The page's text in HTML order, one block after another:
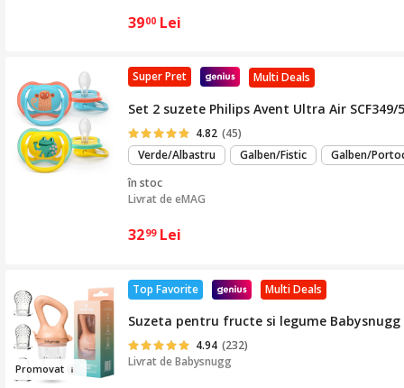
3900 Lei
Multi Deals
Super Pret
Set 2 suzete Philips Avent Ultra Air
4.82 (45)
Verde/Albastru
Galben/Fistic
Galben/
în stoc
Livrat deeMAG
3299 Lei
Promovat
Multi Deals
Top Favorite
Suzeta pentru fructe si legume
4.94 (232)
Livrat deBabysnugg